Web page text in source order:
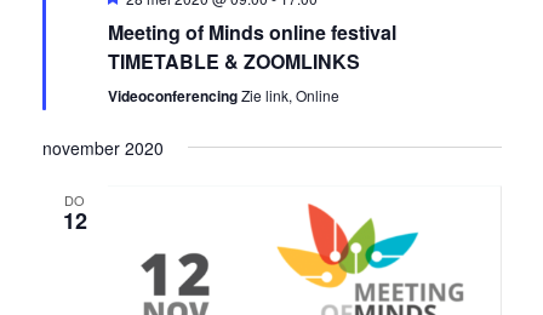
Meeting of Minds online festival
TIMETABLE & ZOOMLINKS
VideoconferencingZie link, Online
november 2020
DO
12